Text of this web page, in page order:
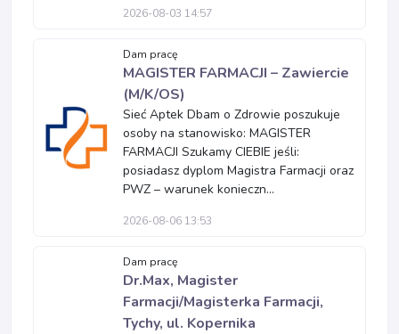
2026-08-03 14:57
Dam pracę
MAGISTER FARMACJI – Zawiercie
(M/K/OS)
Sieć Aptek Dbam o Zdrowie poszukuje
osoby na stanowisko: MAGISTER
FARMACJI Szukamy CIEBIE jeśli:
posiadasz dyplom Magistra Farmacji oraz
PWZ – warunek konieczn...
2026-08-06 13:53
Dam pracę
Dr.Max, Magister
Farmacji/Magisterka Farmacji,
Tychy, ul. Kopernika